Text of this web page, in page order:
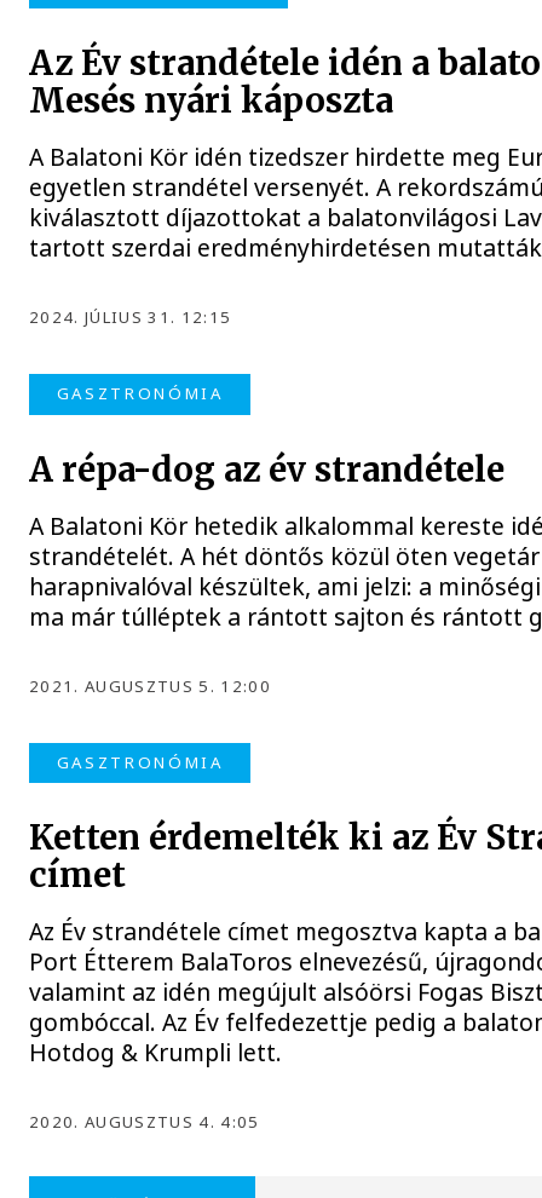
Az Év strandétele idén a
Mesés nyári káposzta
A Balatoni Kör idén tizedszer hirdette meg
egyetlen strandétel versenyét. A
kiválasztott díjazottokat a balatonvilágosi
tartott szerdai eredményhirdetésen
2024. JÚLIUS 31. 12:15
GASZTRONÓMIA
A répa-dog az év strandétele
A Balatoni Kör hetedik alkalommal kereste
strandételét. A hét döntős közül öten
harapnivalóval készültek, ami jelzi: a
ma már túlléptek a rántott sajton és rántott
2021. AUGUSZTUS 5. 12:00
GASZTRONÓMIA
Ketten érdemelték ki az Év
címet
Az Év strandétele címet megosztva kapta a
Port Étterem BalaToros elnevezésű,
valamint az idén megújult alsóörsi Fogas
gombóccal. Az Év felfedezettje pedig a
Hotdog & Krumpli lett.
2020. AUGUSZTUS 4. 4:05